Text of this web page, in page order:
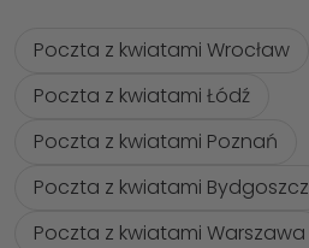
Poczta z kwiatami Wrocław
Poczta z kwiatami Łódź
Poczta z kwiatami Poznań
Poczta z kwiatami Bydgoszcz
Poczta z kwiatami Warszawa